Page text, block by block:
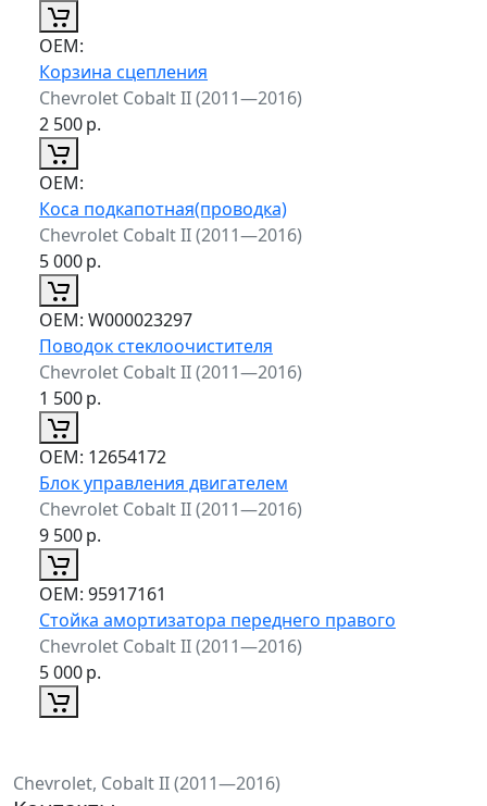
ОЕМ:
Корзина сцепления
Chevrolet Cobalt II (2011—2016)
2 500р.
ОЕМ:
Коса подкапотная(проводка)
Chevrolet Cobalt II (2011—2016)
5 000р.
ОЕМ: W000023297
Поводок стеклоочистителя
Chevrolet Cobalt II (2011—2016)
1 500р.
ОЕМ: 12654172
Блок управления двигателем
Chevrolet Cobalt II (2011—2016)
9 500р.
ОЕМ: 95917161
Стойка амортизатора переднего правого
Chevrolet Cobalt II (2011—2016)
5 000р.
Chevrolet, Cobalt II (2011—2016)